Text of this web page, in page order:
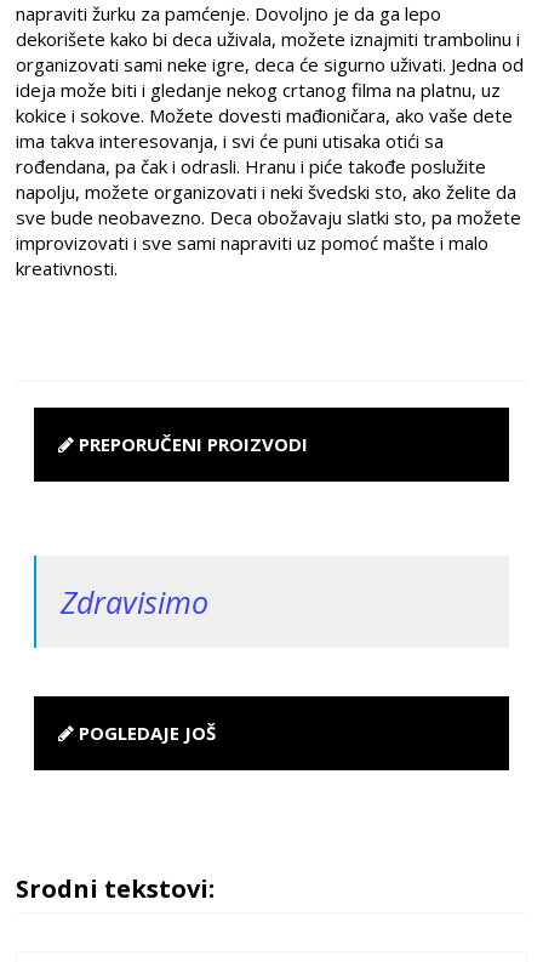
napraviti žurku za pamćenje. Dovoljno je da ga lepo
dekorišete kako bi deca uživala, možete iznajmiti trambolinu i
organizovati sami neke igre, deca će sigurno uživati. Jedna od
ideja može biti i gledanje nekog crtanog filma na platnu, uz
kokice i sokove. Možete dovesti mađioničara, ako vaše dete
ima takva interesovanja, i svi će puni utisaka otići sa
rođendana, pa čak i odrasli. Hranu i piće takođe poslužite
napolju, možete organizovati i neki švedski sto, ako želite da
sve bude neobavezno. Deca obožavaju slatki sto, pa možete
improvizovati i sve sami napraviti uz pomoć mašte i malo
kreativnosti.
PREPORUČENI PROIZVODI
Zdravisimo
POGLEDAJE JOŠ
Srodni tekstovi: